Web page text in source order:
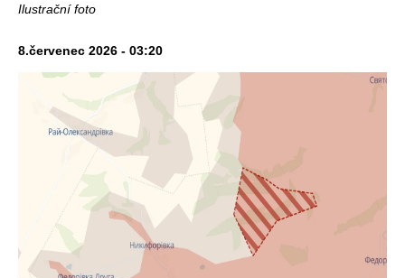
Ilustrační foto
8.červenec 2026 - 03:20